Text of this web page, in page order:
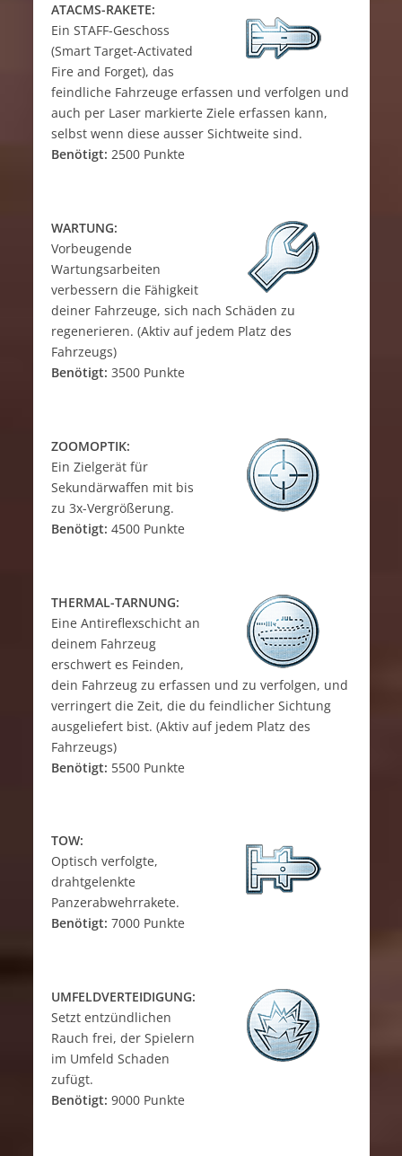
ATACMS-RAKETE:
Ein STAFF-Geschoss
(Smart Target-Activated
Fire and Forget), das
feindliche Fahrzeuge erfassen und verfolgen und
auch per Laser markierte Ziele erfassen kann,
selbst wenn diese ausser Sichtweite sind.
Benötigt: 2500 Punkte
WARTUNG:
Vorbeugende
Wartungsarbeiten
verbessern die Fähigkeit
deiner Fahrzeuge, sich nach Schäden zu
regenerieren. (Aktiv auf jedem Platz des
Fahrzeugs)
Benötigt: 3500 Punkte
ZOOMOPTIK:
Ein Zielgerät für
Sekundärwaffen mit bis
zu 3x-Vergrößerung.
Benötigt: 4500 Punkte
THERMAL-TARNUNG:
Eine Antireflexschicht an
deinem Fahrzeug
erschwert es Feinden,
dein Fahrzeug zu erfassen und zu verfolgen, und
verringert die Zeit, die du feindlicher Sichtung
ausgeliefert bist. (Aktiv auf jedem Platz des
Fahrzeugs)
Benötigt: 5500 Punkte
TOW:
Optisch verfolgte,
drahtgelenkte
Panzerabwehrrakete.
Benötigt: 7000 Punkte
UMFELDVERTEIDIGUNG:
Setzt entzündlichen
Rauch frei, der Spielern
im Umfeld Schaden
zufügt.
Benötigt: 9000 Punkte